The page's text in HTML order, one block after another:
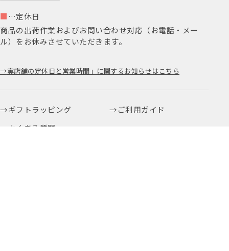
■ …定休日
商品の出荷作業およびお問い合わせ対応（お電話・メー
ル）をお休みさせていただきます。
実店舗の定休日と営業時間」に関するお知らせはこちら
ギフトラッピング
ご利用ガイド
よくある質問